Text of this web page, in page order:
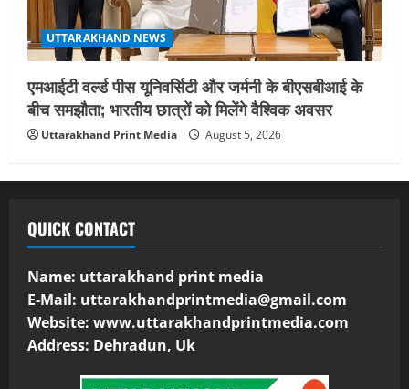
UTTARAKHAND NEWS
एमआईटी वर्ल्ड पीस यूनिवर्सिटी और जर्मनी के बीएसबीआई के
बीच समझौता; भारतीय छात्रों को मिलेंगे वैश्विक अवसर
Uttarakhand Print Media August 5, 2026
QUICK CONTACT
Name: uttarakhand print media
E-Mail: uttarakhandprintmedia@gmail.com
Website: www.uttarakhandprintmedia.com
Address: Dehradun, Uk